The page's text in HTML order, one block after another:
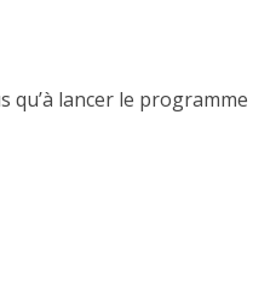
qu’à lancer le programme